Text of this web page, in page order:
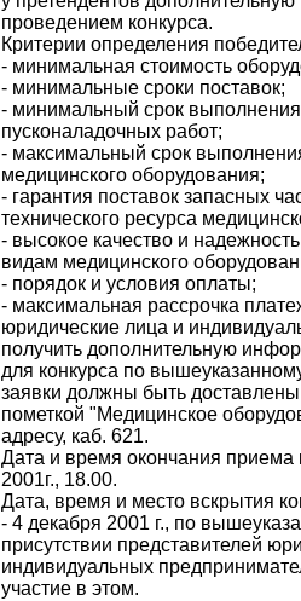
проведением конкурса.
Критерии определения
- минимальная стоимость
- минимальные сроки поставок;
- минимальный срок
пусконаладочных работ;
- максимальный срок
медицинского оборудования;
- гарантия поставок запасных
технического ресурса
- высокое качество и
видам медицинского
- порядок и условия оплаты;
- максимальная рассрочка
юридические лица и
получить дополнительную
для конкурса по
заявки должны быть
пометкой "Медицинское
адресу, каб. 621.
Дата и время окончания приема
2001г., 18.00.
Дата, время и место вскрытия
- 4 декабря 2001 г., по
присутствии представителей
индивидуальных
участие в этом.